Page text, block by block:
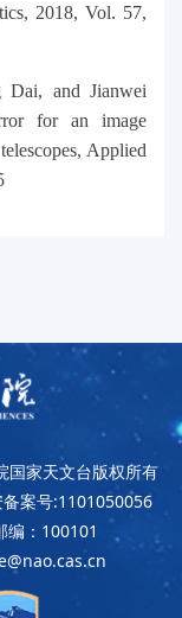
2018, Vol. 57,
Dai, and Jianwei
for an image
Applied
国家天文台版权所有
案号:1101050056
编：100101